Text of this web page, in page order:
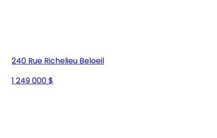
240 Rue Richelieu Beloeil
1 249 000 $